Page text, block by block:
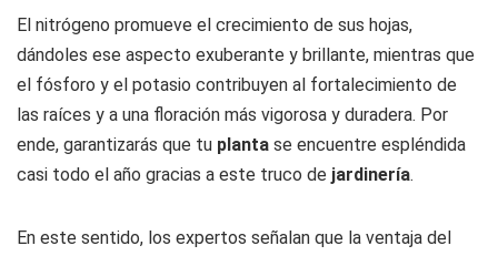
El nitrógeno promueve el crecimiento de sus hojas,
dándoles ese aspecto exuberante y brillante, mientras que
el fósforo y el potasio contribuyen al fortalecimiento de
las raíces y a una floración más vigorosa y duradera. Por
ende, garantizarás que tu planta se encuentre espléndida
casi todo el año gracias a este truco de jardinería.
En este sentido, los expertos señalan que la ventaja del